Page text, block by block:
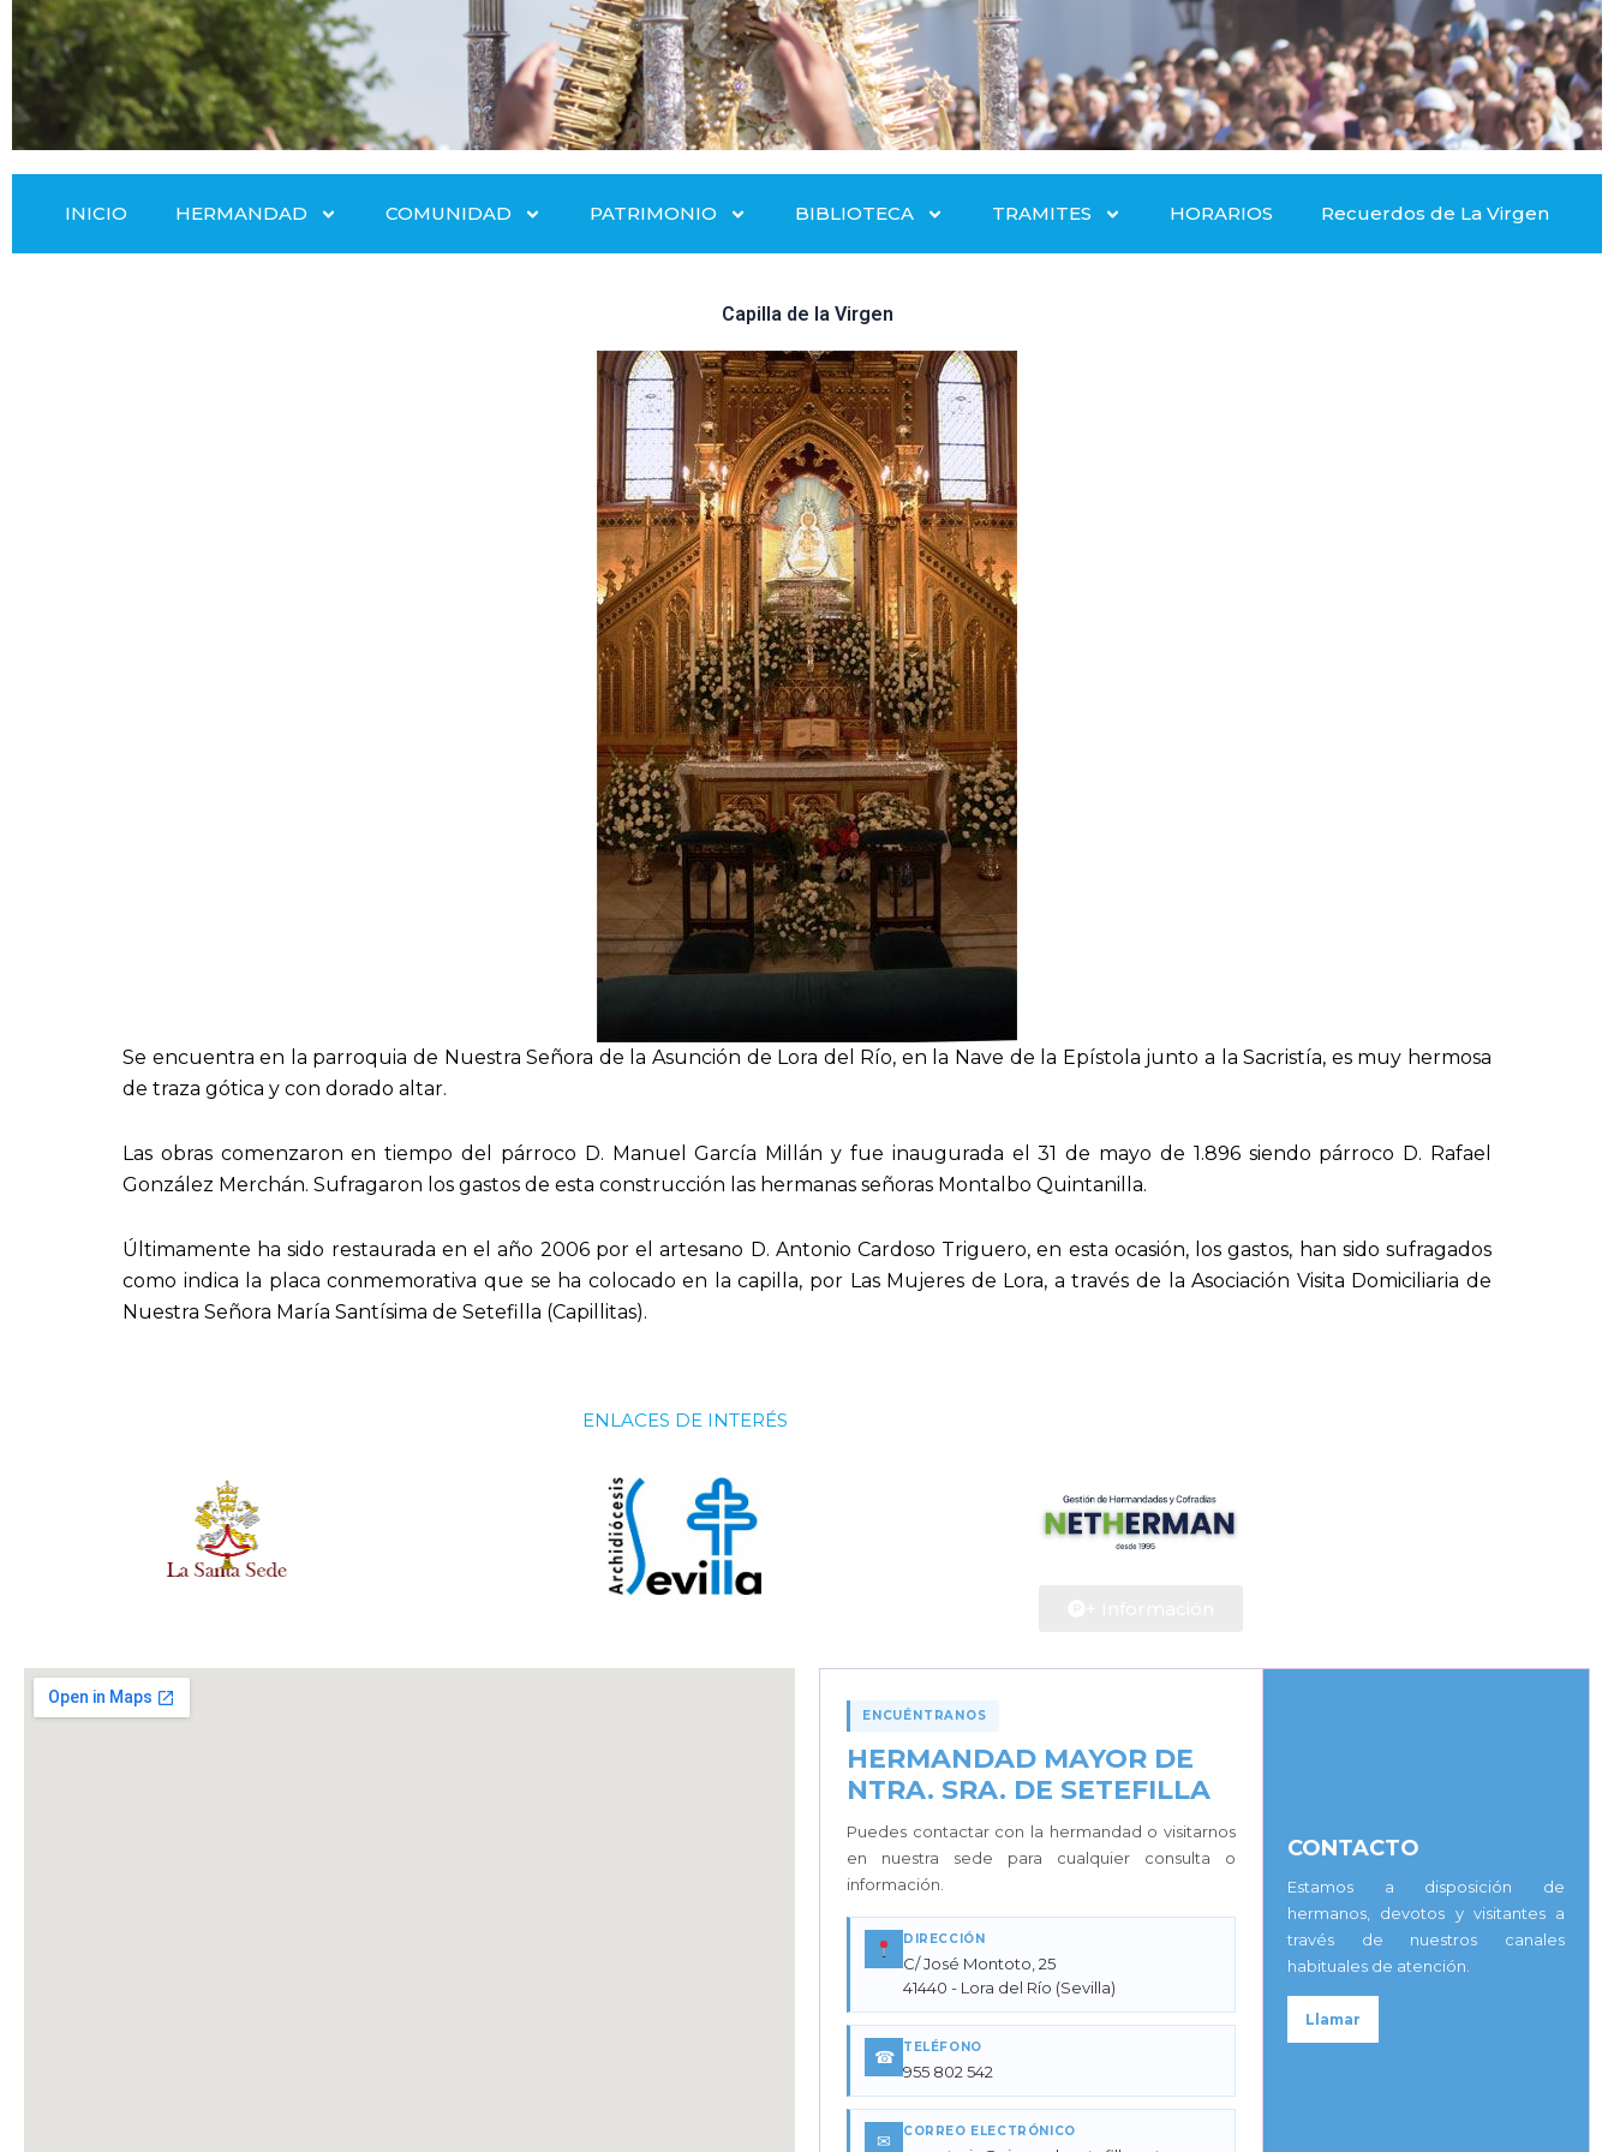
INICIO HERMANDAD COMUNIDAD PATRIMONIO BIBLIOTECA TRAMITES HORARIOS Recuerdos de La Virgen
Capilla de la Virgen
Se encuentra en la parroquia de Nuestra Señora de la Asunción de Lora del Río, en la Nave de la Epístola junto a la Sacristía, es muy hermosa
de traza gótica y con dorado altar.
Las obras comenzaron en tiempo del párroco D. Manuel García Millán y fue inaugurada el 31 de mayo de 1.896 siendo párroco D. Rafael
González Merchán. Sufragaron los gastos de esta construcción las hermanas señoras Montalbo Quintanilla.
Últimamente ha sido restaurada en el año 2006 por el artesano D. Antonio Cardoso Triguero, en esta ocasión, los gastos, han sido sufragados
como indica la placa conmemorativa que se ha colocado en la capilla, por Las Mujeres de Lora, a través de la Asociación Visita Domiciliaria de
Nuestra Señora María Santísima de Setefilla (Capillitas).
ENLACES DE INTERÉS
ENCUÉNTRANOS
HERMANDAD MAYOR DE
NTRA. SRA. DE SETEFILLA
Puedes contactar con la hermandad o visitarnos
en nuestra sede para cualquier consulta o
información.
DIRECCIÓN
C/ José Montoto, 25
41440 - Lora del Río (Sevilla)
☎ TELÉFONO
955 802 542
✉ CORREO ELECTRÓNICO
CONTACTO
Estamos a disposición de
hermanos, devotos y visitantes a
través de nuestros canales
habituales de atención.
Llamar